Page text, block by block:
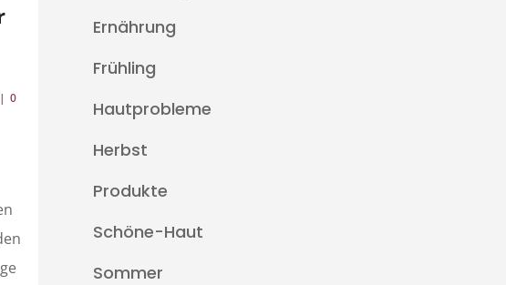
| 0
Ernährung
Frühling
Hautprobleme
Herbst
Produkte
Schöne-Haut
Sommer